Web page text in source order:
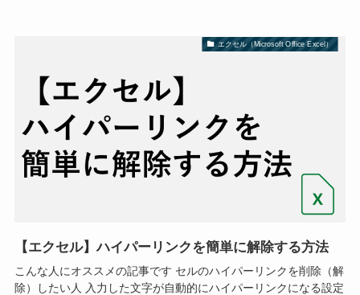
エクセル（Microsoft Office Excel）
【エクセル】ハイパーリンクを簡単に解除する方法
こんな人にオススメの記事です セルのハイパーリンクを削除（解
除）したい人 入力した文字が自動的にハイパーリンクになる設定